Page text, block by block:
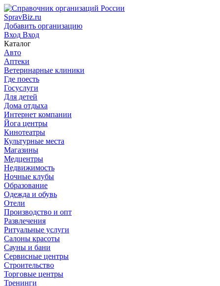
SpravBiz.ru
Добавить организацию
Вход Вход
Каталог
Авто
Аптеки
Ветеринарные клиники
Где поесть
Госуслуги
Для детей
Дома отдыха
Интернет компании
Йога центры
Кинотеатры
Культурные места
Магазины
Медцентры
Недвижимость
Ночные клубы
Образование
Одежда и обувь
Отели
Производство и опт
Развлечения
Ритуальные услуги
Салоны красоты
Сауны и бани
Сервисные центры
Строительство
Торговые центры
Тренинги